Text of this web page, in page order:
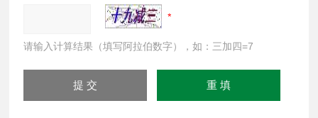
请输入计算结果（填写阿拉伯数字），如：三加四=7